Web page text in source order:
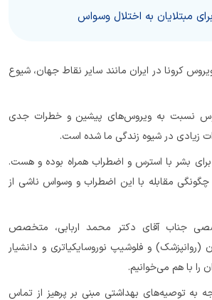
مبتلایان به اختلال وسواس
کرونا در ایران مانند سایر نقاط جهان، شیوع
نسبت به ویروس‌های پیشین و خطرات جدی
زیادی در شیوه زندگی ما شده است.
برای بشر با استرس و اضطراب همراه بوده و هست.
مقابله با این اضطراب و وسواس ناشی از
جناب آقای دکتر محمد اربابی، متخصص
(روانپزشک) و فلوشیپ نوروسایکیاتری و دانشیار
را با هم می‌خوانیم.
به توصیه‌های بهداشتی مبنی بر پرهیز از تماس